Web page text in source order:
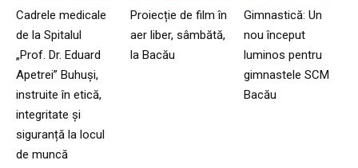
Cadrele medicale
de la Spitalul
„Prof. Dr. Eduard
Apetrei” Buhuși,
instruite în etică,
integritate și
siguranță la locul
de muncă
Proiecție de film în
aer liber, sâmbătă,
la Bacău
Gimnastică: Un
nou început
luminos pentru
gimnastele SCM
Bacău